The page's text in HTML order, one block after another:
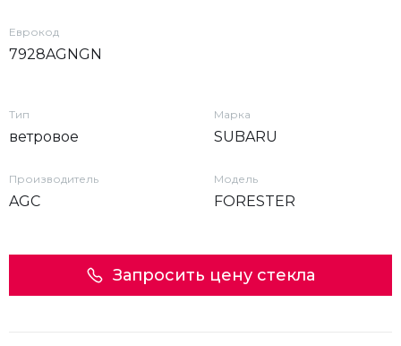
Еврокод
7928AGNGN
Тип
ветровое
Марка
SUBARU
Производитель
AGC
Модель
FORESTER
Запросить цену стекла